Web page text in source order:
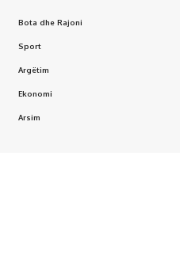
Bota dhe Rajoni
Sport
Argëtim
Ekonomi
Arsim